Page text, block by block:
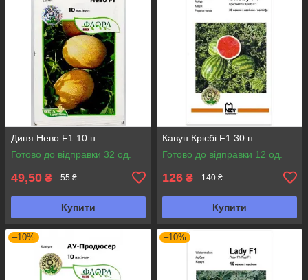
Диня Нево F1 10 н.
Готово до відправки 32 од.
49,50 ₴ 55 ₴
Купити
Кавун Крісбі F1 30 н.
Готово до відправки 12 од.
126 ₴ 140 ₴
Купити
–10% –10%